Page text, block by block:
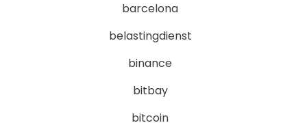
barcelona
belastingdienst
binance
bitbay
bitcoin